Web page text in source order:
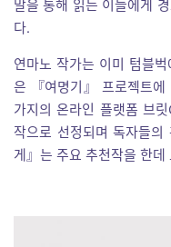
말을 통해 읽는 이들에게
다.
연마노 작가는 이미 텀블
은 『여명기』 프로젝트에
가지의 온라인 플랫폼 브
작으로 선정되며 독자들
게』는 주요 추천작을 한데